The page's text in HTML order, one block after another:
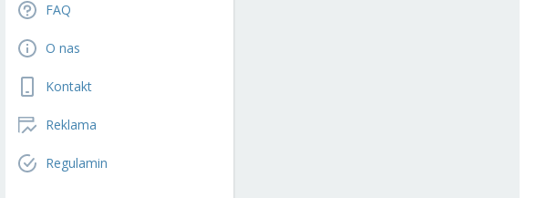
FAQ
O nas
Kontakt
Reklama
Regulamin